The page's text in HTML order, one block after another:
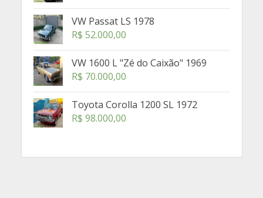
VW Passat LS 1978
R$ 52.000,00
VW 1600 L "Zé do Caixão" 1969
R$ 70.000,00
Toyota Corolla 1200 SL 1972
R$ 98.000,00